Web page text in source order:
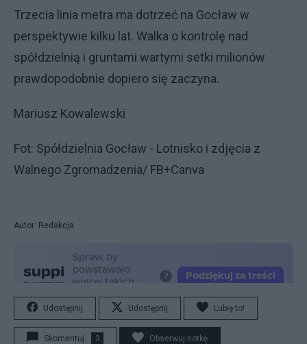
Trzecia linia metra ma dotrzeć na Gocław w
perspektywie kilku lat. Walka o kontrolę nad
spółdzielnią i gruntami wartymi setki milionów
prawdopodobnie dopiero się zaczyna.
Mariusz Kowalewski
Fot: Spółdzielnia Gocław - Lotnisko i zdjęcia z
Walnego Zgromadzenia/ FB+Canva
Autor: Redakcja
Udostępnij Udostępnij Lubię to!
Skomentuj 3 Obserwuj notkę